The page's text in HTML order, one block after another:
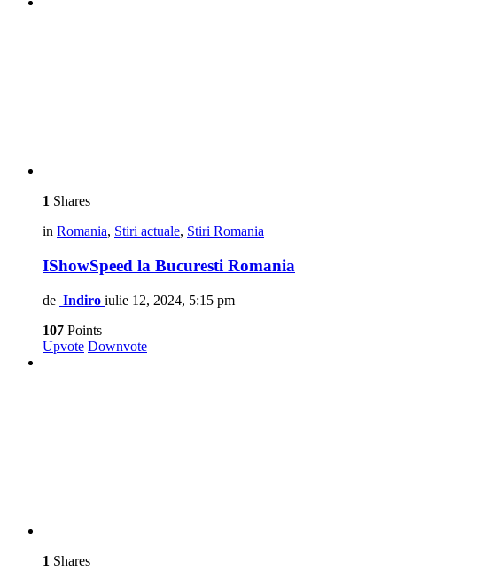
1 Shares
in Romania, Stiri actuale, Stiri Romania
IShowSpeed la Bucuresti Romania
de Indiro iulie 12, 2024, 5:15 pm
107 Points
Upvote Downvote
1 Shares